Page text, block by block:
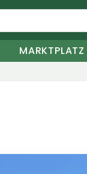
MARKTPLATZ